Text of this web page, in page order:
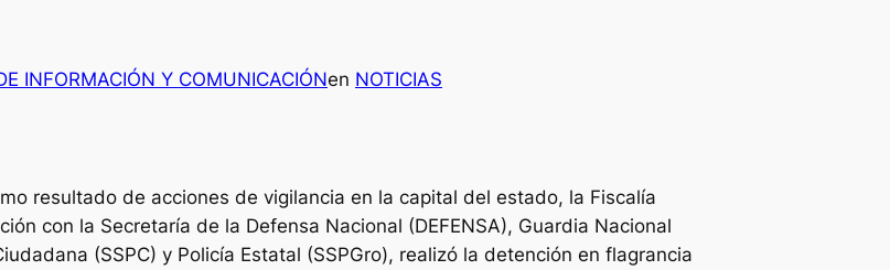
INFORMACIÓN Y COMUNICACIÓNen NOTICIAS
resultado de acciones de vigilancia en la capital del estado, la Fiscalía
con la Secretaría de la Defensa Nacional (DEFENSA), Guardia Nacional
(SSPC) y Policía Estatal (SSPGro), realizó la detención en flagrancia